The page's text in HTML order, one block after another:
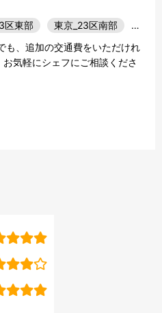
区東部 東京_23区南部
…
も、追加の交通費をいただけれ
気軽にシェフにご相談くださ